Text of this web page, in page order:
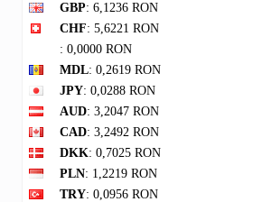
GBP: 6,1236 RON
CHF: 5,6221 RON
: 0,0000 RON
MDL: 0,2619 RON
JPY: 0,0288 RON
AUD: 3,2047 RON
CAD: 3,2492 RON
DKK: 0,7025 RON
PLN: 1,2219 RON
TRY: 0,0956 RON